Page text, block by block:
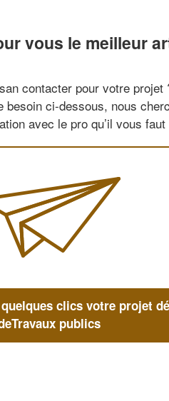
vous le meilleur
contacter pour votre projet
besoin ci-dessous, nous
avec le pro qu’il vous faut
clics votre projet
publics